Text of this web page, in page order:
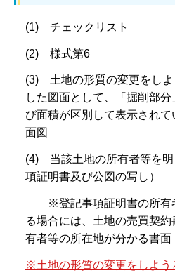
(1) チェックリスト
(2) 様式第6
(3) 土地の形質の変更をしよ
した図面として、「掘削部
び面積が区別して表示され
面図
(4) 当該土地の所有者等を
項証明書及び公図の写し）
※登記事項証明書の所有
る場合には、土地の売買契
有者等の所在地が分かる書面
※土地の形質の変更をしよう